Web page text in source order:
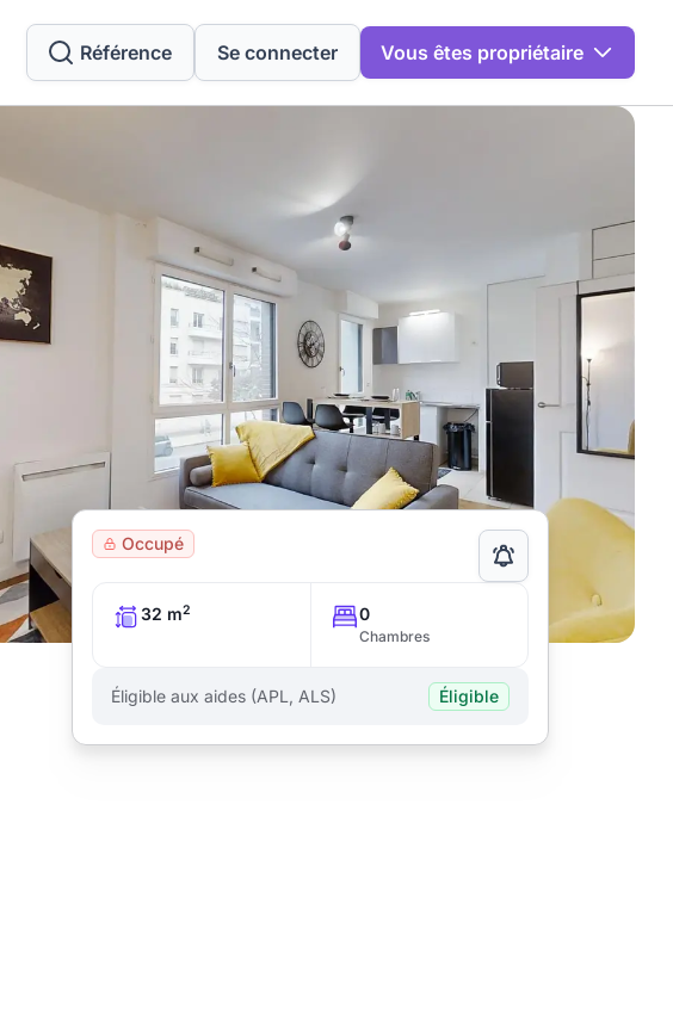
Référence Se connecter Vous êtes propriétaire
Occupé
32 m2 0
Chambres
Éligible aux aides (APL, ALS) Éligible